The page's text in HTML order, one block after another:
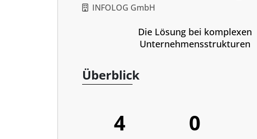
INFOLOG GmbH
Die Lösung bei komplexen
Unternehmensstrukturen
Überblick
4 0